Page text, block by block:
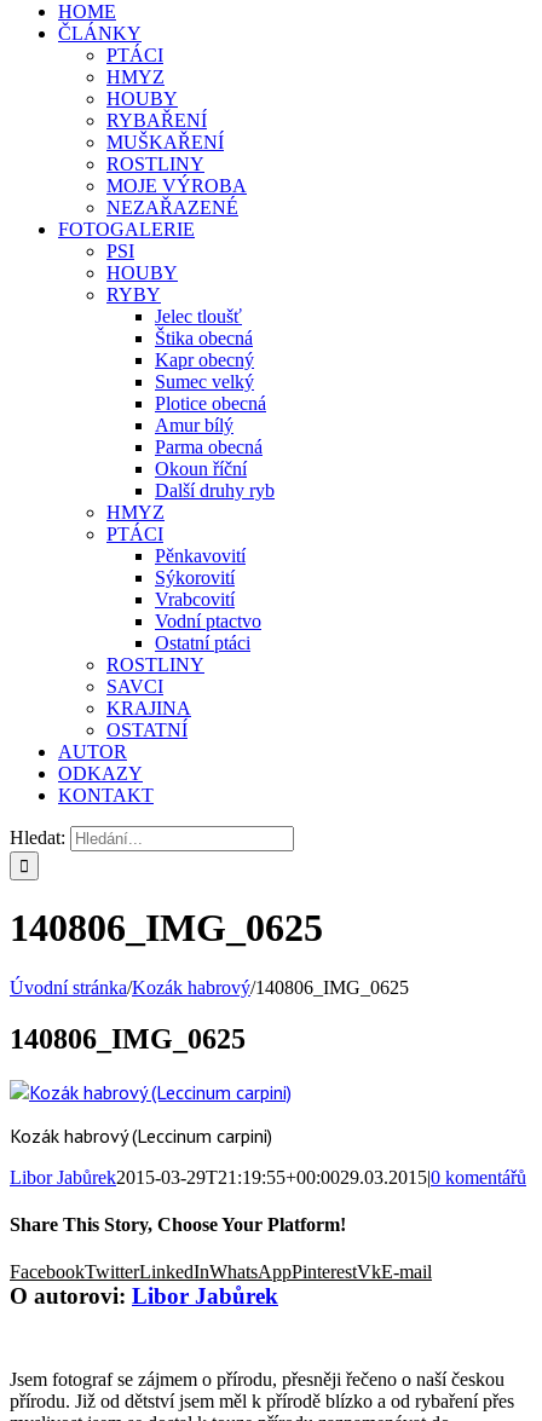
HOME
ČLÁNKY
PTÁCI
HMYZ
HOUBY
RYBAŘENÍ
MUŠKAŘENÍ
ROSTLINY
MOJE VÝROBA
NEZAŘAZENÉ
FOTOGALERIE
PSI
HOUBY
RYBY
Jelec tloušť
Štika obecná
Kapr obecný
Sumec velký
Plotice obecná
Amur bílý
Parma obecná
Okoun říční
Další druhy ryb
HMYZ
PTÁCI
Pěnkavovití
Sýkorovití
Vrabcovití
Vodní ptactvo
Ostatní ptáci
ROSTLINY
SAVCI
KRAJINA
OSTATNÍ
AUTOR
ODKAZY
KONTAKT
Hledat:
140806_IMG_0625
Úvodní stránka/Kozák habrový/140806_IMG_0625
140806_IMG_0625
Kozák habrový (Leccinum carpini)
Libor Jabůrek2015-03-29T21:19:55+00:0029.03.2015|0 komentářů
Share This Story, Choose Your Platform!
FacebookTwitterLinkedInWhatsAppPinterestVkE-mail
O autorovi: Libor Jabůrek
Jsem fotograf se zájmem o přírodu, přesněji řečeno o naší českou
přírodu. Již od dětství jsem měl k přírodě blízko a od rybaření přes